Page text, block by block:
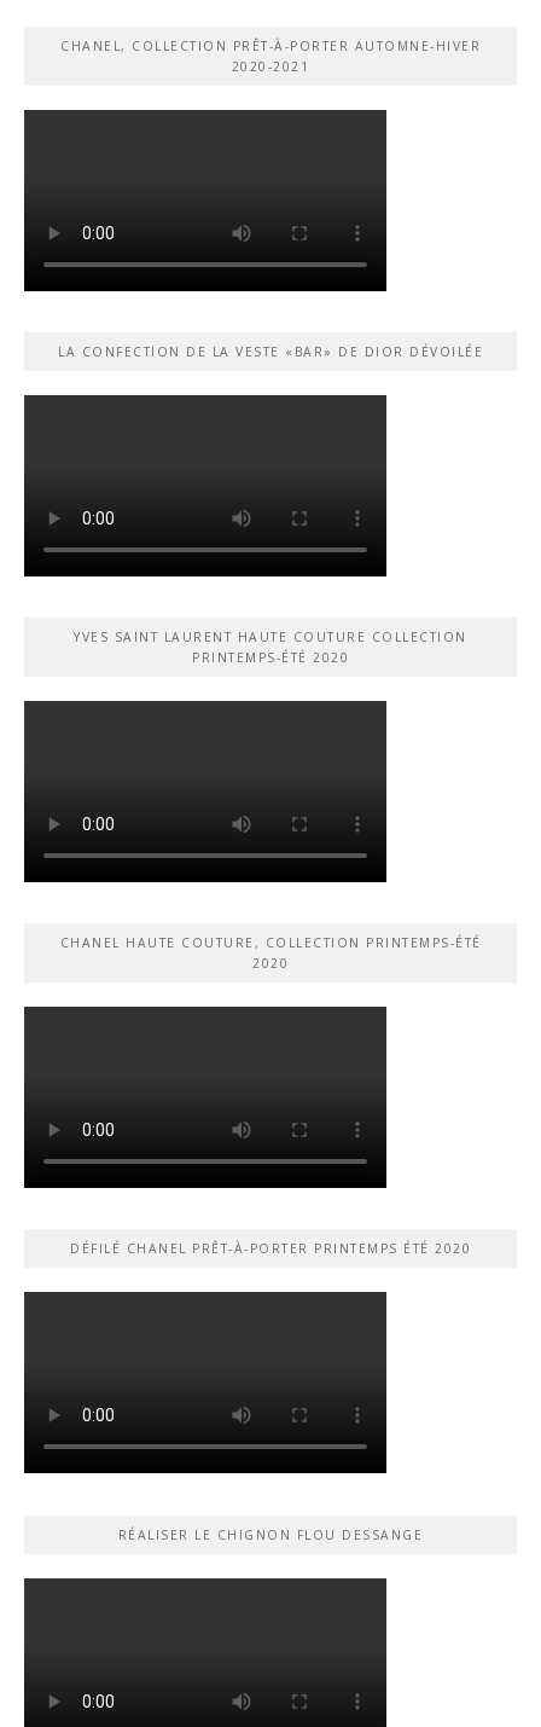
CHANEL, COLLECTION PRÊT-À-PORTER AUTOMNE-HIVER
2020-2021
LA CONFECTION DE LA VESTE «BAR» DE DIOR DÉVOILÉE
YVES SAINT LAURENT HAUTE COUTURE COLLECTION
PRINTEMPS-ÉTÉ 2020
CHANEL HAUTE COUTURE, COLLECTION PRINTEMPS-ÉTÉ
2020
DÉFILÉ CHANEL PRÊT-À-PORTER PRINTEMPS ÉTÉ 2020
RÉALISER LE CHIGNON FLOU DESSANGE